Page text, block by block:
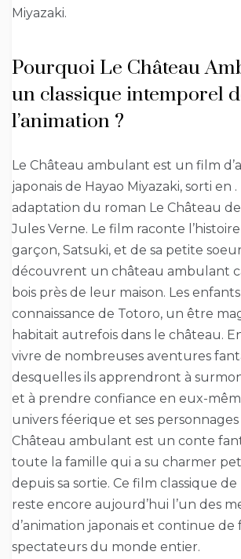
Miyazaki.
Pourquoi Le Château
un classique intemporel
l’animation ?
Le Château ambulant est un film
japonais de Hayao Miyazaki, sorti en .
adaptation du roman Le Château
Jules Verne. Le film raconte
garçon, Satsuki, et de sa petite
découvrent un château ambulant
bois près de leur maison. Les
connaissance de Totoro, un être
habitait autrefois dans le château.
vivre de nombreuses aventures
desquelles ils apprendront à
et à prendre confiance en eux-
univers féerique et ses
Château ambulant est un conte
toute la famille qui a su charmer
depuis sa sortie. Ce film classique de
reste encore aujourd’hui l’un des
d’animation japonais et continue de
spectateurs du monde entier.